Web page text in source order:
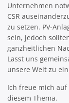
Unternehmen
CSR
zu setzen. PV-
sein, jedoch
ganzheitlichen
Lasst uns
unsere Welt zu
Ich freue mich
diesem Thema.